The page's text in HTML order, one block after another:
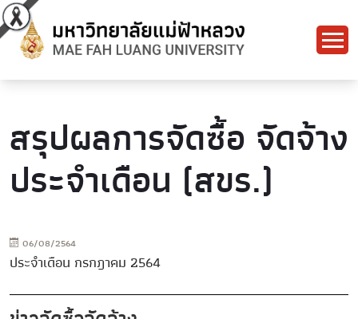
สรุปผลการจัดซื้อ จัดจ้าง
ประจำเดือน (สขร.)
06/08/2564
ประจำเดือน กรกฎาคม 2564